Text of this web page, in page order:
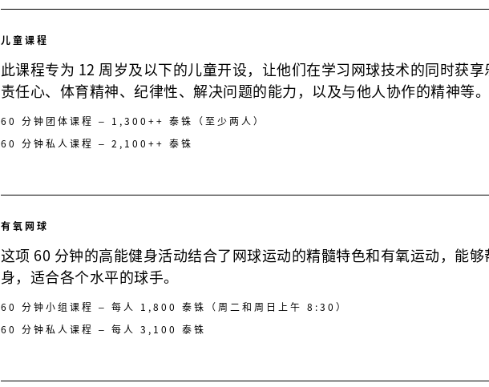
儿童课程
此课程专为 12 周岁及以下的儿童开设，让他们在学习网球技术的同时获
责任心、体育精神、纪律性、解决问题的能力，以及与他人协作的精神等。
60 分钟团体课程 – 1,300++ 泰铢（至少两人）
60 分钟私人课程 – 2,100++ 泰铢
有氧网球
这项 60 分钟的高能健身活动结合了网球运动的精髓特色和有氧运动，能
身，适合各个水平的球手。
60 分钟小组课程 – 每人 1,800 泰铢（周二和周日上午 8:30）
60 分钟私人课程 – 每人 3,100 泰铢